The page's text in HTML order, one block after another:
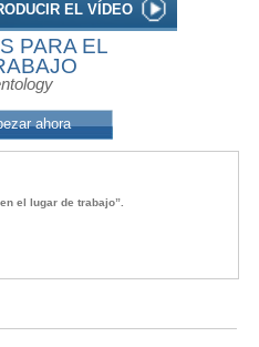
EL VÍDEO
PARA EL
ahora
el lugar de trabajo”.